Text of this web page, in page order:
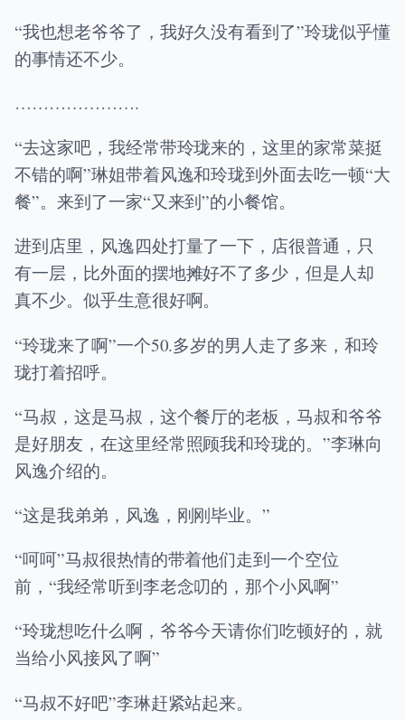
“我也想老爷爷了，我好久没有看到了”玲珑似乎懂
的事情还不少。
………………….
“去这家吧，我经常带玲珑来的，这里的家常菜挺
不错的啊”琳姐带着风逸和玲珑到外面去吃一顿“大
餐”。来到了一家“又来到”的小餐馆。
进到店里，风逸四处打量了一下，店很普通，只
有一层，比外面的摆地摊好不了多少，但是人却
真不少。似乎生意很好啊。
“玲珑来了啊”一个50.多岁的男人走了多来，和玲
珑打着招呼。
“马叔，这是马叔，这个餐厅的老板，马叔和爷爷
是好朋友，在这里经常照顾我和玲珑的。”李琳向
风逸介绍的。
“这是我弟弟，风逸，刚刚毕业。”
“呵呵”马叔很热情的带着他们走到一个空位
前，“我经常听到李老念叨的，那个小风啊”
“玲珑想吃什么啊，爷爷今天请你们吃顿好的，就
当给小风接风了啊”
“马叔不好吧”李琳赶紧站起来。